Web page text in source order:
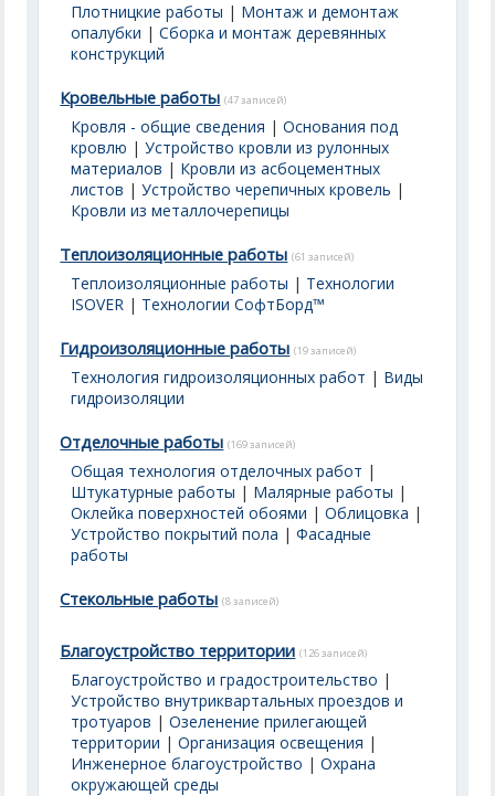
Плотницкие работы | Монтаж и демонтаж
опалубки |Сборка и монтаж деревянных
конструкций
Кровельные работы (47 записей)
Кровля - общие сведения |Основания под
кровлю |Устройство кровли из рулонных
материалов | Кровли из асбоцементных
листов |Устройство черепичных кровель |
Кровли из металлочерепицы
Теплоизоляционные работы (61 записей)
Теплоизоляционные работы | Технологии
ISOVER | Технологии СофтБорд™
Гидроизоляционные работы (19 записей)
Технология гидроизоляционных работ | Виды
гидроизоляции
Отделочные работы (169 записей)
Общая технология отделочных работ |
Штукатурные работы | Малярные работы |
Оклейка поверхностей обоями |Облицовка |
Устройство покрытий пола |Фасадные
работы
Стекольные работы (8 записей)
Благоустройство территории (126 записей)
Благоустройство и градостроительство |
Устройство внутриквартальных проездов и
тротуаров |Озеленение прилегающей
территории |Организация освещения |
Инженерное благоустройство |Охрана
окружающей среды